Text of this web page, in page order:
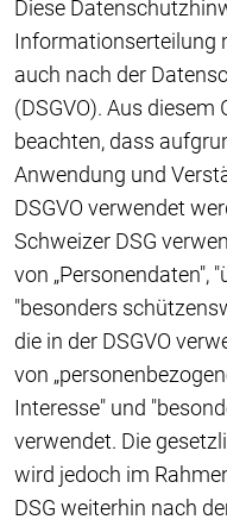
Diese
Informationserteilung
auch nach der
(DSGVO). Aus
beachten, dass
Anwendung und
DSGVO verwendet
Schweizer DSG
von „Personendaten",
"besonders
die in der DSGVO
von
Interesse" und
verwendet. Die
wird jedoch im
DSG weiterhin nach